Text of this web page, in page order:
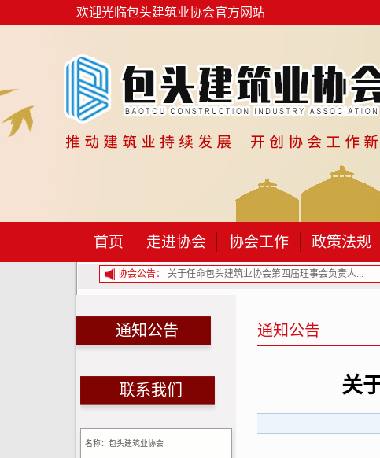
欢迎光临包头建筑业协会官方网站
首页 走进协会 协会工作 政策法规
协会公告：
建筑业协会第二届监事名单的通... 关于任命包头建筑业协会第四届理事会负责人...
通知公告
联系我们
名称：包头建筑业协会
通知公告
关